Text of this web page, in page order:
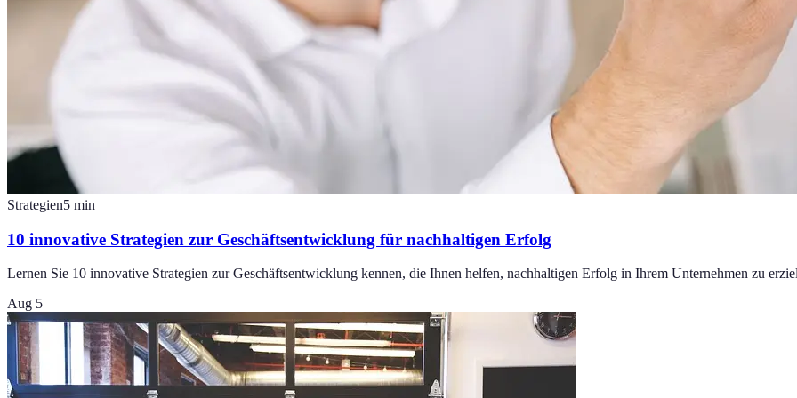
Strategien5 min
10 innovative Strategien zur Geschäftsentwicklung für nachhaltigen Erfolg
Lernen Sie 10 innovative Strategien zur Geschäftsentwicklung kennen, die Ihnen helfen, nachhaltigen Erfolg in Ihrem Unternehmen zu
Aug 5